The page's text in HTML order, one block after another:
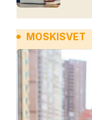
MOSKISVET